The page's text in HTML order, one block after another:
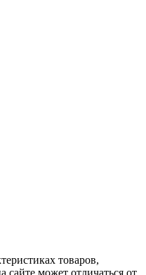
товаров,